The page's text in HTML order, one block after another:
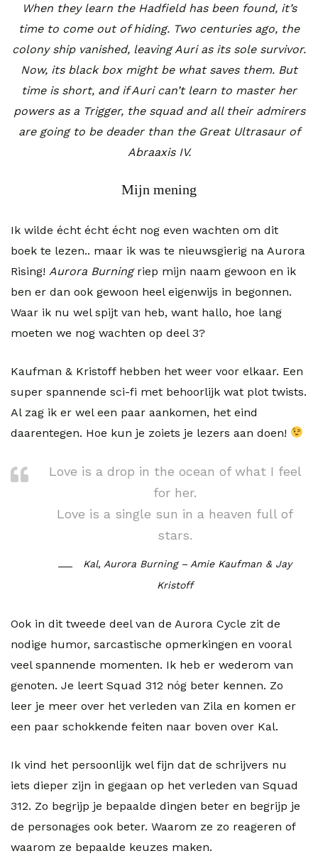
When they learn the Hadfield has been found, it’s
time to come out of hiding. Two centuries ago, the
colony ship vanished, leaving Auri as its sole survivor.
Now, its black box might be what saves them. But
time is short, and if Auri can’t learn to master her
powers as a Trigger, the squad and all their admirers
are going to be deader than the Great Ultrasaur of
Abraaxis IV.
Mijn mening
Ik wilde écht écht écht nog even wachten om dit
boek te lezen.. maar ik was te nieuwsgierig na Aurora
Rising! Aurora Burningriep mijn naam gewoon en ik
ben er dan ook gewoon heel eigenwijs in begonnen.
Waar ik nu wel spijt van heb, want hallo, hoe lang
moeten we nog wachten op deel 3?
Kaufman & Kristoff hebben het weer voor elkaar. Een
super spannende sci-fi met behoorlijk wat plot twists.
Al zag ik er wel een paar aankomen, het eind
daarentegen. Hoe kun je zoiets je lezers aan doen!
Love is a drop in the ocean of what I feel
for her.
Love is a single sun in a heaven full of
stars.
Kal, Aurora Burning – Amie Kaufman & Jay
Kristoff
Ook in dit tweede deel van de Aurora Cycle zit de
nodige humor, sarcastische opmerkingen en vooral
veel spannende momenten. Ik heb er wederom van
genoten. Je leert Squad 312 nóg beter kennen. Zo
leer je meer over het verleden van Zila en komen er
een paar schokkende feiten naar boven over Kal.
Ik vind het persoonlijk wel fijn dat de schrijvers nu
iets dieper zijn in gegaan op het verleden van Squad
312. Zo begrijp je bepaalde dingen beter en begrijp je
de personages ook beter. Waarom ze zo reageren of
waarom ze bepaalde keuzes maken.